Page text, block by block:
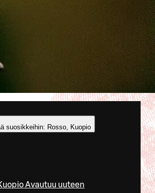
suosikkeihin: Rosso, Kuopio
Avautuu uuteen